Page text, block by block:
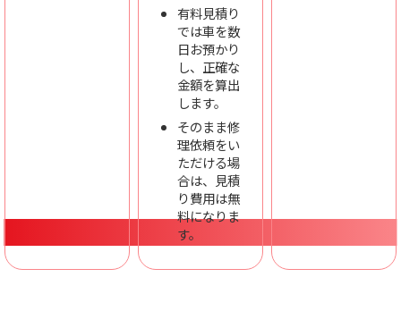
有料見積り
では車を数
日お預かり
し、正確な
金額を算出
します。
そのまま修
理依頼をい
ただける場
合は、見積
り費用は無
料になりま
す。